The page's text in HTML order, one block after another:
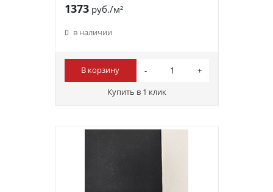
1373руб./м²
в наличии
В корзину
Купить в 1 клик